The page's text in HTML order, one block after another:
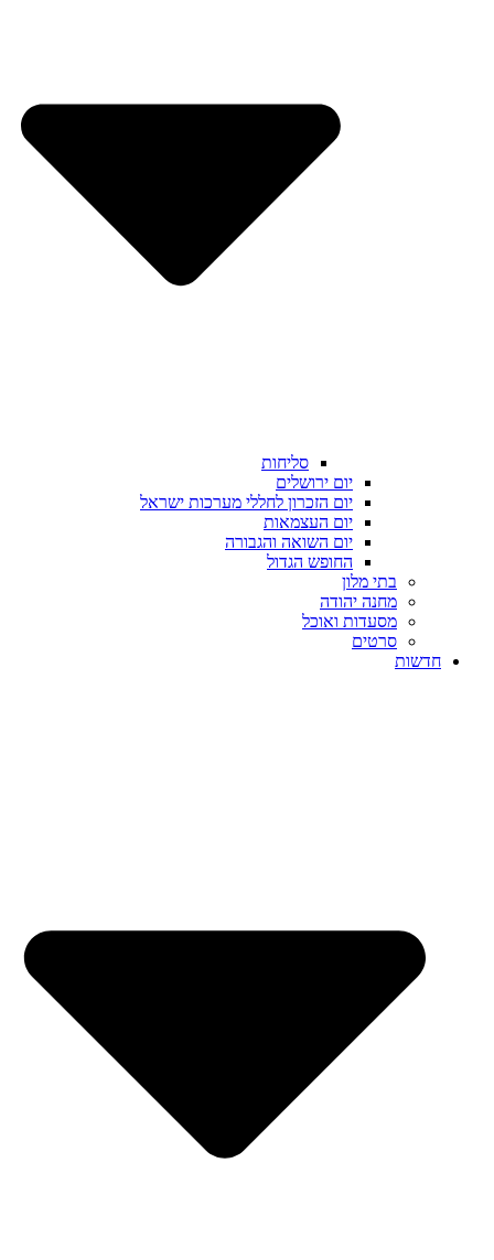
סליחות
יום ירושלים
יום הזכרון לחללי מערכות ישראל
יום העצמאות
יום השואה והגבורה
החופש הגדול
בתי מלון
מחנה יהודה
מסעדות ואוכל
סרטים
חדשות